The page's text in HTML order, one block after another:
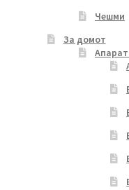
Чешми
За домот